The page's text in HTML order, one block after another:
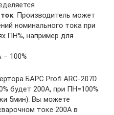
. Производитель может
номинального тока при
ПН%, например для
– 100%
БАРС Profi ARC-207D
будет 200А, при ПН=100%
5мин). Вы можете
токе 200А в